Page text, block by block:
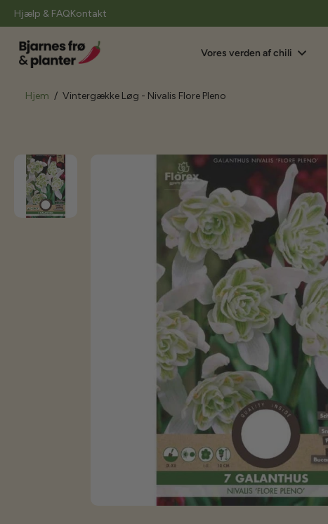
Hjælp & FAQKontakt
Vores verden af chili
Hjem / Vintergække Løg - Nivalis Flore Pleno
Gå
til
produktoplysninger